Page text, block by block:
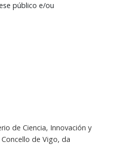
público e/ou
de Ciencia, Innovación y
de Vigo, da